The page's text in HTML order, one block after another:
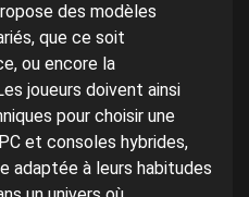
des modèles
que ce soit
ou encore la
joueurs doivent ainsi
pour choisir une
et consoles hybrides,
adaptée à leurs habitudes